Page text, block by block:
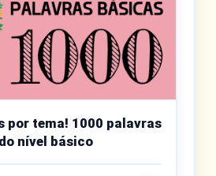
por tema! 1000 palavras
nível básico